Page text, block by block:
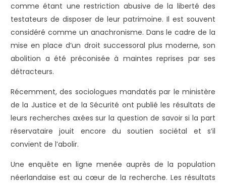
comme étant une restriction abusive de la liberté des
testateurs de disposer de leur patrimoine. Il est souvent
considéré comme un anachronisme. Dans le cadre de la
mise en place d’un droit successoral plus moderne, son
abolition a été préconisée à maintes reprises par ses
détracteurs.
Récemment, des sociologues mandatés par le ministère
de la Justice et de la Sécurité ont publié les résultats de
leurs recherches axées sur la question de savoir si la part
réservataire jouit encore du soutien sociétal et s’il
convient de l’abolir.
Une enquête en ligne menée auprès de la population
néerlandaise est au cœur de la recherche. Les résultats